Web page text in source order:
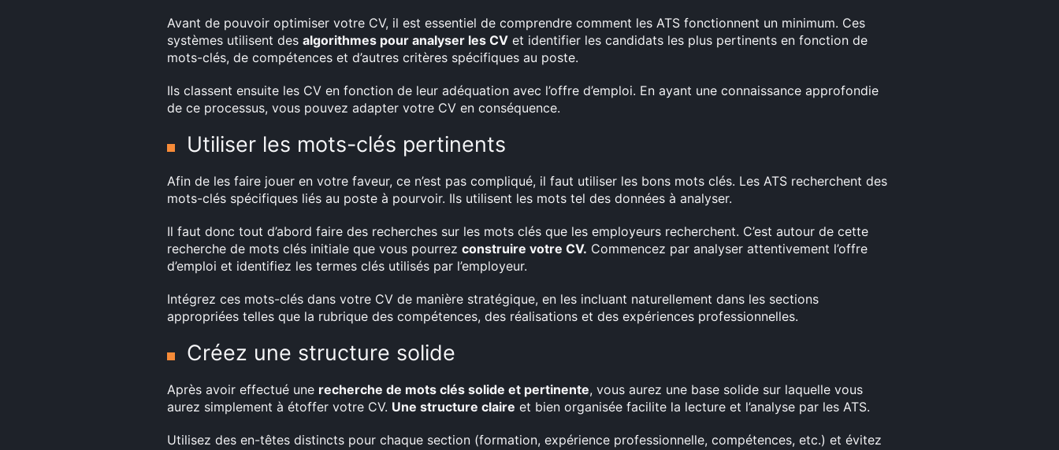
Avant de pouvoir optimiser votre CV, il est essentiel de comprendre comment les ATS fonctionnent un minimum. Ces
systèmes utilisent des algorithmes pour analyser les CV et identifier les candidats les plus pertinents en fonction de
mots-clés, de compétences et d’autres critères spécifiques au poste.
Ils classent ensuite les CV en fonction de leur adéquation avec l’offre d’emploi. En ayant une connaissance approfondie
de ce processus, vous pouvez adapter votre CV en conséquence.
Utiliser les mots-clés pertinents
Afin de les faire jouer en votre faveur, ce n’est pas compliqué, il faut utiliser les bons mots clés. Les ATS recherchent des
mots-clés spécifiques liés au poste à pourvoir. Ils utilisent les mots tel des données à analyser.
Il faut donc tout d’abord faire des recherches sur les mots clés que les employeurs recherchent. C’est autour de cette
recherche de mots clés initiale que vous pourrez construire votre CV. Commencez par analyser attentivement l’offre
d’emploi et identifiez les termes clés utilisés par l’employeur.
Intégrez ces mots-clés dans votre CV de manière stratégique, en les incluant naturellement dans les sections
appropriées telles que la rubrique des compétences, des réalisations et des expériences professionnelles.
Créez une structure solide
Après avoir effectué une recherche de mots clés solide et pertinente, vous aurez une base solide sur laquelle vous
aurez simplement à étoffer votre CV. Une structure claire et bien organisée facilite la lecture et l’analyse par les ATS.
Utilisez des en-têtes distincts pour chaque section (formation, expérience professionnelle, compétences, etc.) et évitez